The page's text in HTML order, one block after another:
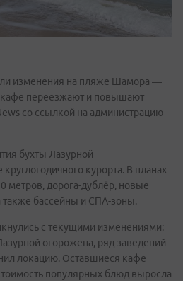
изменения на пляже Шамора —
кафе переезжают и повышают
со ссылкой на администрацию
бухты Лазурной
курорта. В планах
дорога-дублёр, новые
также бассейны и СПА-зоны.
с текущими изменениями:
огорожена, ряд заведений
локацию. Оставшиеся кафе
популярных блюд выросла